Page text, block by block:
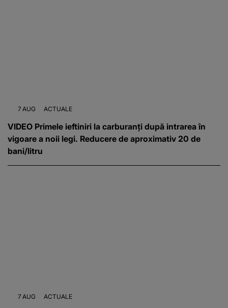
7 AUG ACTUALE
VIDEO Primele ieftiniri la carburanți după intrarea în
vigoare a noii legi. Reducere de aproximativ 20 de
bani/litru
7 AUG ACTUALE